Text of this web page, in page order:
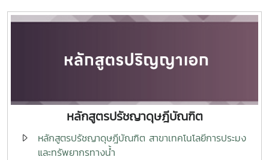
หลักสูตรปรัชญาดุษฎีบัณฑิต
หลักสูตรปรัชญาดุษฎีบัณฑิต สาขาเทคโนโลยีการประมง
และทรัพยากรทางน้ำ